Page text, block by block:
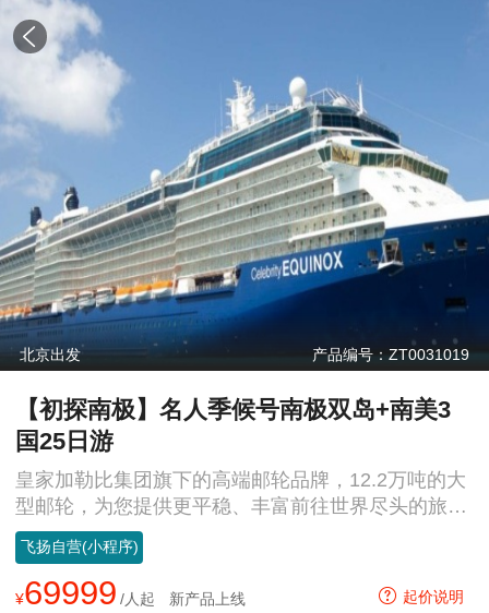
北京出发 产品编号：ZT0031019
【初探南极】名人季候号南极双岛+南美3
国25日游
皇家加勒比集团旗下的高端邮轮品牌，12.2万吨的大
型邮轮，为您提供更平稳、丰富前往世界尽头的旅行
体验！
飞扬自营(小程序)
¥69999 /人起 新产品上线 起价说明